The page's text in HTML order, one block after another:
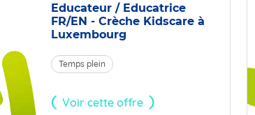
Educateur / Educatrice
FR/EN - Crèche Kidscare à
Luxembourg
Temps plein
Voir cette offre